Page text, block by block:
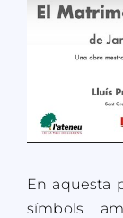
En aquesta
símbols